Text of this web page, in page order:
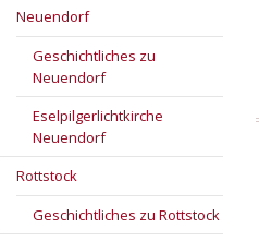
Neuendorf
Geschichtliches zu
Neuendorf
Eselpilgerlichtkirche
Neuendorf
Rottstock
Geschichtliches zu Rottstock